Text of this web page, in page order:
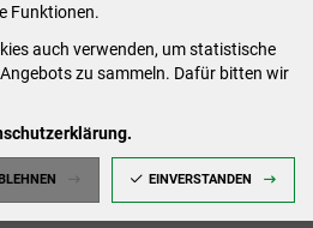
Funktionen.
auch verwenden, um statistische
zu sammeln. Dafür bitten wir
EINVERSTANDEN
15:00 Uhr
/14:00-16:00 Uhr
(nach vorheriger
/14:00-18:00 Uhr
Uhr